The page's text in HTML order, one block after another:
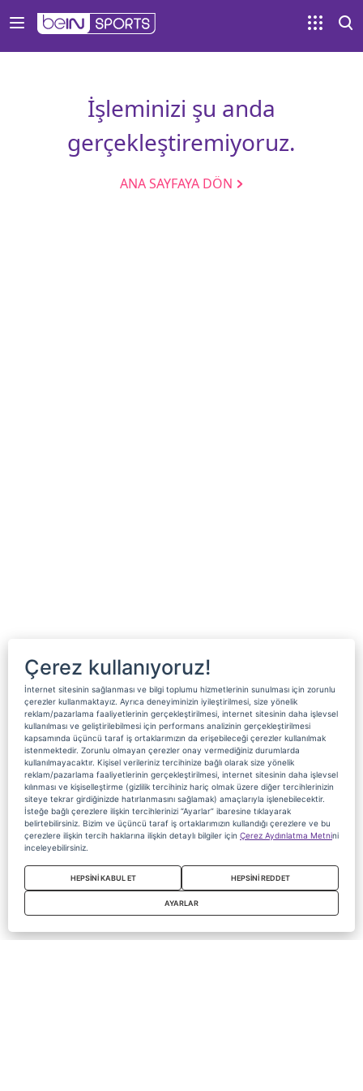
İşleminizi şu anda
gerçekleştiremiyoruz.
ANA SAYFAYA DÖN
Çerez kullanıyoruz!
İnternet sitesinin sağlanması ve bilgi toplumu hizmetlerinin sunulması için zorunlu
çerezler kullanmaktayız. Ayrıca deneyiminizin iyileştirilmesi, size yönelik
reklam/pazarlama faaliyetlerinin gerçekleştirilmesi, internet sitesinin daha işlevsel
kullanılması ve geliştirilebilmesi için performans analizinin gerçekleştirilmesi
kapsamında üçüncü taraf iş ortaklarımızın da erişebileceği çerezler kullanılmak
istenmektedir. Zorunlu olmayan çerezler onay vermediğiniz durumlarda
kullanılmayacaktır. Kişisel verileriniz tercihinize bağlı olarak size yönelik
reklam/pazarlama faaliyetlerinin gerçekleştirilmesi, internet sitesinin daha işlevsel
kılınması ve kişiselleştirme (gizlilik tercihiniz hariç olmak üzere diğer tercihlerinizin
siteye tekrar girdiğinizde hatırlanmasını sağlamak) amaçlarıyla işlenebilecektir.
İsteğe bağlı çerezlere ilişkin tercihlerinizi “Ayarlar” ibaresine tıklayarak
belirtebilirsiniz. Bizim ve üçüncü taraf iş ortaklarımızın kullandığı çerezlere ve bu
çerezlere ilişkin tercih haklarına ilişkin detaylı bilgiler için Çerez Aydınlatma Metnini
inceleyebilirsiniz.
HEPSİNİ KABUL ET HEPSİNİ REDDET
AYARLAR